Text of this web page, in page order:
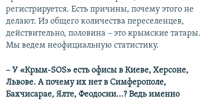
регистрируется. Есть причины, почему этого не
делают. Из общего количества переселенцев,
действительно, половина – это крымские татары.
Мы ведем неофициальную статистику.
– У «Крым-SOS» есть офисы в Киеве, Херсоне,
Львове. А почему их нет в Симферополе,
Бахчисарае, Ялте, Феодосии...? Ведь именно